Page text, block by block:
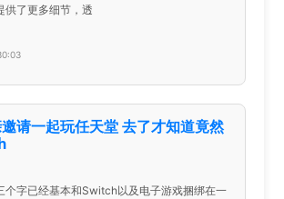
供了更多细节，透
请一起玩任天堂 去了才知道竟然
个字已经基本和Switch以及电子游戏捆绑在一